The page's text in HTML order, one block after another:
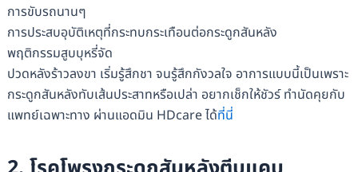
การขับรถนานๆ
การประสบอุบัติเหตุที่กระทบกระเทือนต่อกระดูกสันหลัง
พฤติกรรมสูบบุหรี่จัด
ปวดหลังร้าวลงขา เริ่มรู้สึกชา จนรู้สึกกังวลใจ อาการแบบนี้เป็นเพราะ
กระดูกสันหลังทับเส้นประสาทหรือเปล่า อยากเช็กให้ชัวร์ ทำนัดคุยกับ
แพทย์เฉพาะทาง ผ่านแอดมิน HDcare ได้ที่นี่